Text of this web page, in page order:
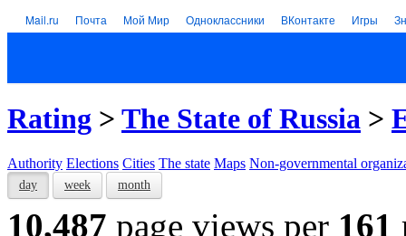
Mail.ru Почта Мой Мир Одноклассники ВКонтакте Игры
Rating > The State of Russia >
Authority Elections Cities The state Maps Non-governmental
day week month
10,487 page views per 161